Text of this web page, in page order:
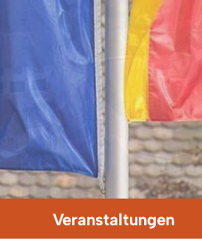
Veranstaltungen